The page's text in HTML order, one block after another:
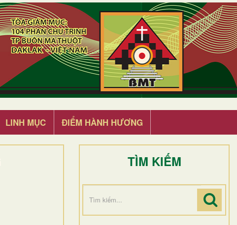
LINH MỤC ĐIỂM HÀNH HƯƠNG
TÌM KIẾM